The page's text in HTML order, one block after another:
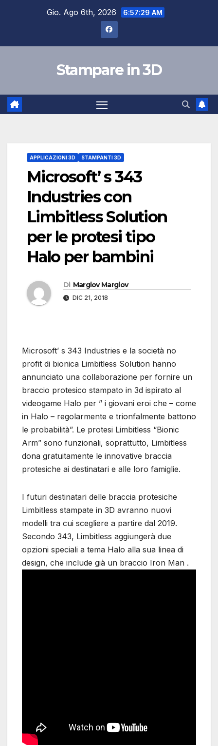
Gio. Ago 6th, 2026 6:57:29 AM
Stampare in 3D
APPLICAZIONI 3D STAMPANTI 3D
Microsoft’ s 343
Industries con
Limbitless Solution
per le protesi tipo
Halo per bambini
Di Margiov Margiov
DIC 21, 2018
Microsoft’ s 343 Industries e la società no
profit di bionica Limbitless Solution hanno
annunciato una collaborazione per fornire un
braccio protesico stampato in 3d ispirato al
videogame Halo per ” i giovani eroi che – come
in Halo – regolarmente e trionfalmente battono
le probabilità”. Le protesi Limbitless “Bionic
Arm” sono funzionali, soprattutto, Limbitless
dona gratuitamente le innovative braccia
protesiche ai destinatari e alle loro famiglie.
I futuri destinatari delle braccia protesiche
Limbitless stampate in 3D avranno nuovi
modelli tra cui scegliere a partire dal 2019.
Secondo 343, Limbitless aggiungerà due
opzioni speciali a tema Halo alla sua linea di
design, che include già un braccio Iron Man .